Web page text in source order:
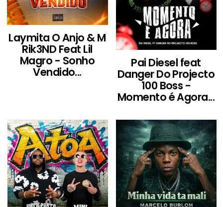
Laymita O Anjo & M
Rik3ND Feat Lil
Magro - Sonho
Vendido...
Pai Diesel feat
Danger Do Projecto
100 Boss -
Momento é Agora...